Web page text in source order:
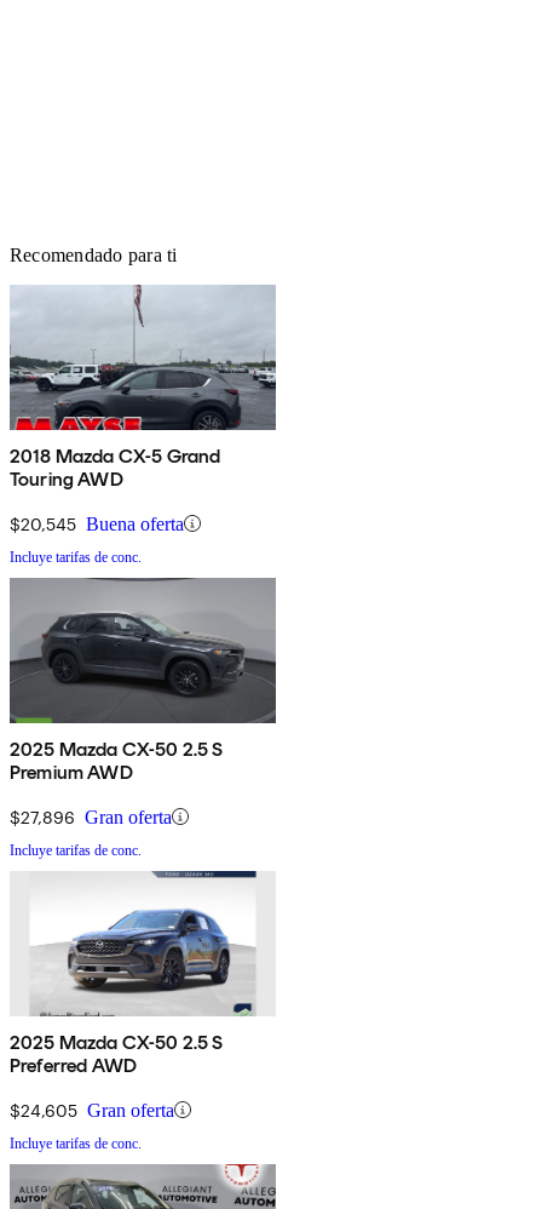
Recomendado para ti
2018 Mazda CX-5 Grand
Touring AWD
$20,545 Buena oferta
Incluye tarifas de conc.
2025 Mazda CX-50 2.5 S
Premium AWD
$27,896 Gran oferta
Incluye tarifas de conc.
2025 Mazda CX-50 2.5 S
Preferred AWD
$24,605 Gran oferta
Incluye tarifas de conc.